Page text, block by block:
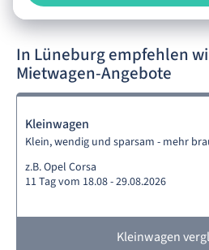
In Lüneburg empfehlen
Mietwagen-Angebote
Kleinwagen
Klein, wendig und sparsam - mehr
z.B. Opel Corsa
11 Tag vom 18.08 - 29.08.2026
Kleinwagen